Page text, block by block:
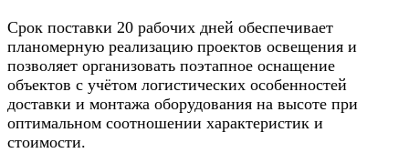
Срок поставки 20 рабочих дней обеспечивает
планомерную реализацию проектов освещения и
позволяет организовать поэтапное оснащение
объектов с учётом логистических особенностей
доставки и монтажа оборудования на высоте при
оптимальном соотношении характеристик и
стоимости.